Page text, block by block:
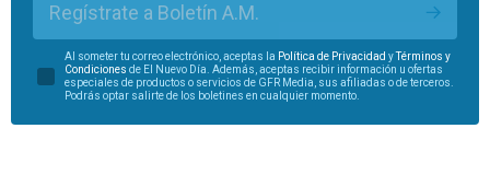
Regístrate a Boletín A.M.
Al someter tu correo electrónico, aceptas la Política de Privacidad yTérminos y
Condiciones de El Nuevo Día. Además, aceptas recibir información u ofertas
especiales de productos o servicios de GFR Media, sus afiliadas o de terceros.
Podrás optar salirte de los boletines en cualquier momento.